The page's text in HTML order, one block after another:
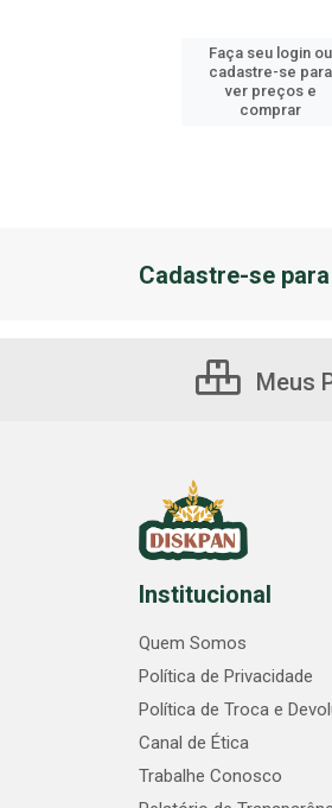
Faça seu login ou
cadastre-se para
ver preços e
comprar
Cadastre-se
Meus
Institucional
Quem Somos
Política de Privacidade
Política de Troca e
Canal de Ética
Trabalhe Conosco